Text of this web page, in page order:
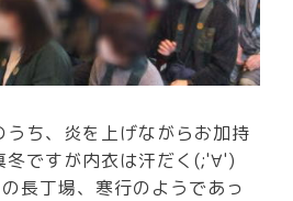
ち、炎を上げながらお加持
冬ですが内衣は汗だく(;'∀')
長丁場、寒行のようであっ